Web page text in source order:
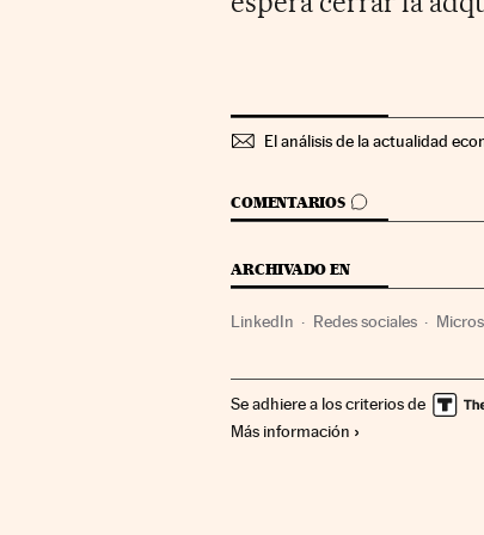
El análisis de la actualidad
COMENTARIOS
IR A LOS COMENTARIOS
ARCHIVADO EN
LinkedIn Redes sociales
Se adhiere a los criterios de
Más información